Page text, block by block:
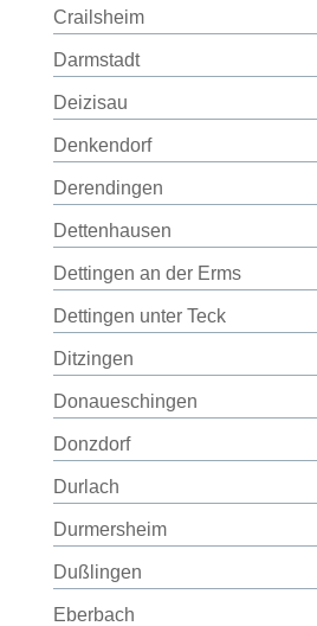
Crailsheim
Darmstadt
Deizisau
Denkendorf
Derendingen
Dettenhausen
Dettingen an der Erms
Dettingen unter Teck
Ditzingen
Donaueschingen
Donzdorf
Durlach
Durmersheim
Dußlingen
Eberbach